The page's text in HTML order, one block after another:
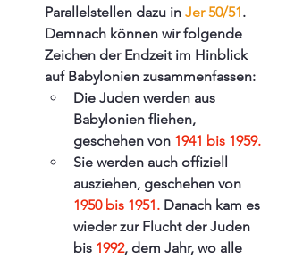
Parallelstellen dazu in Jer 50/51.
Demnach können wir folgende
Zeichen der Endzeit im Hinblick
auf Babylonien zusammenfassen:
Die Juden werden aus
Babylonien fliehen,
geschehen von 1941 bis 1959.
Sie werden auch offiziell
ausziehen, geschehen von
1950 bis 1951. Danach kam es
wieder zur Flucht der Juden
bis 1992, dem Jahr, wo alle